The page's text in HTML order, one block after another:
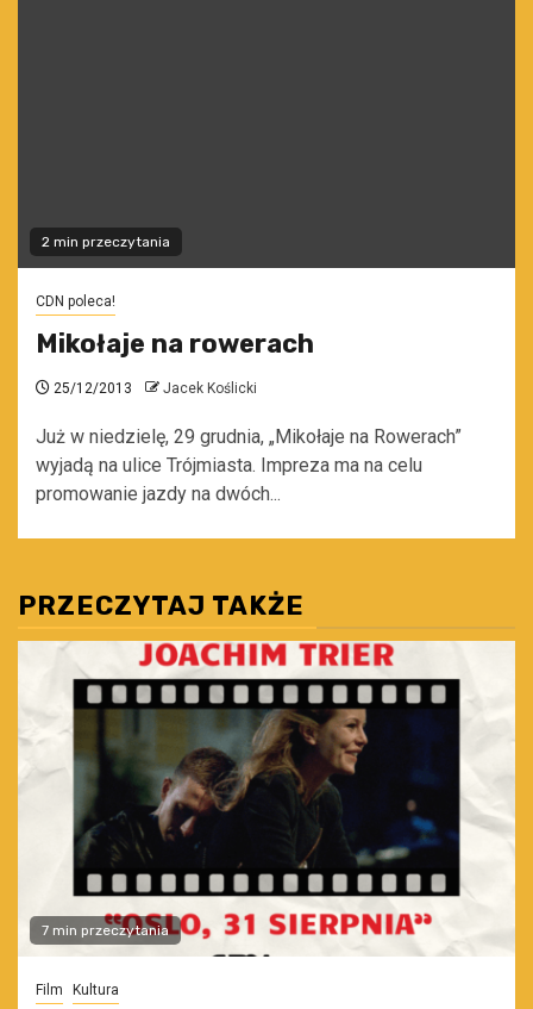
2 min przeczytania
CDN poleca!
Mikołaje na rowerach
25/12/2013 Jacek Koślicki
Już w niedzielę, 29 grudnia, „Mikołaje na Rowerach”
wyjadą na ulice Trójmiasta. Impreza ma na celu
promowanie jazdy na dwóch...
PRZECZYTAJ TAKŻE
7 min przeczytania
Film Kultura